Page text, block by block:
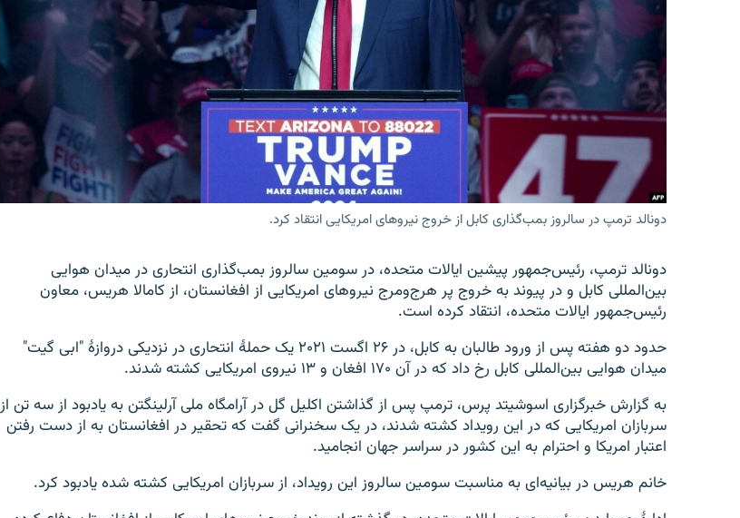
دونالد ترمپ در سالروز بمب‌گذاری کابل از خروج نیروهای امریکایی انتقاد کرد.
دونالد ترمپ، رئیس‌جمهور پیشین ایالات متحده، در سومین سالروز بمب‌گذاری انتحاری در میدان هوایی
بین‌المللی کابل و در پیوند به خروج پر هرج‌ومرج نیروهای امریکایی از افغانستان، از کامالا هریس، معاون
رئیس‌جمهور ایالات متحده، انتقاد کرده است.
حدود دو هفته پس از ورود طالبان به کابل، در ۲۶ اگست ۲۰۲۱ یک حملۀ انتحاری در نزدیکی دروازۀ "ابی گیت"
میدان هوایی بین‌المللی کابل رخ داد که در آن ۱۷۰ افغان و ۱۳ نیروی امریکایی کشته شدند.
به گزارش خبرگزاری اسوشیتد پرس، ترمپ پس از گذاشتن اکلیل گل در آرامگاه ملی آرلینگتن به یادبود از سه تن از
سربازان امریکایی که در این رویداد کشته شدند، در یک سخنرانی گفت که تحقیر در افغانستان به از دست رفتن
اعتبار امریکا و احترام به این کشور در سراسر جهان انجامید.
خانم هریس در بیانیه‌ای به مناسبت سومین سالروز این رویداد، از سربازان امریکایی کشته شده یادبود کرد.